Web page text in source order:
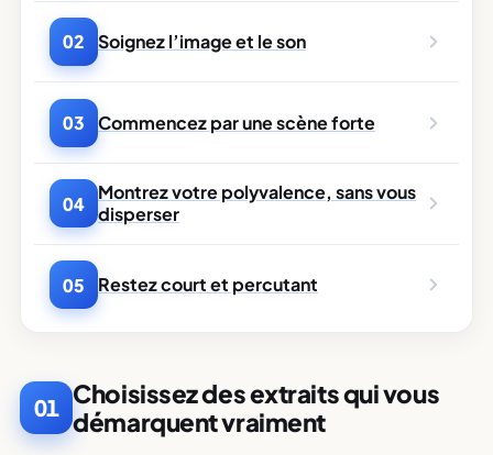
02 Soignez l’image et le son
03 Commencez par une scène forte
04 Montrez votre polyvalence, sans vous
disperser
05 Restez court et percutant
01 Choisissez des extraits qui vous
démarquent vraiment